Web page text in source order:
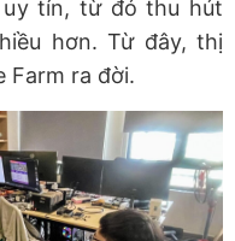
uy tín, từ đó thu hút
hơn. Từ đây, thị
Farm ra đời.